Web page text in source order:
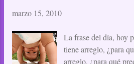
tarde, los empleados
pasada, los
marzo 15, 2010
La frase del día, hoy
tiene arreglo, ¿para
arreglo, ¿para qué